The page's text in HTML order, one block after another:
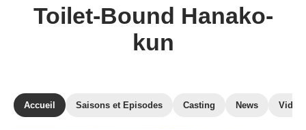
Toilet-Bound Hanako-
kun
Accueil Saisons et Episodes Casting News